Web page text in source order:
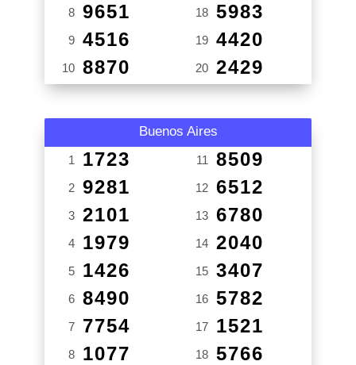
8 9651
9 4516
10 8870
18 5983
19 4420
20 2429
Buenos Aires
1 1723
2 9281
3 2101
4 1979
5 1426
6 8490
7 7754
8 1077
11 8509
12 6512
13 6780
14 2040
15 3407
16 5782
17 1521
18 5766